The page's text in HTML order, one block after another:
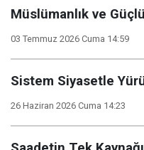
Müslümanlık ve
03 Temmuz 2026 Cuma 14:59
Sistem Siyasetle
26 Haziran 2026 Cuma 14:23